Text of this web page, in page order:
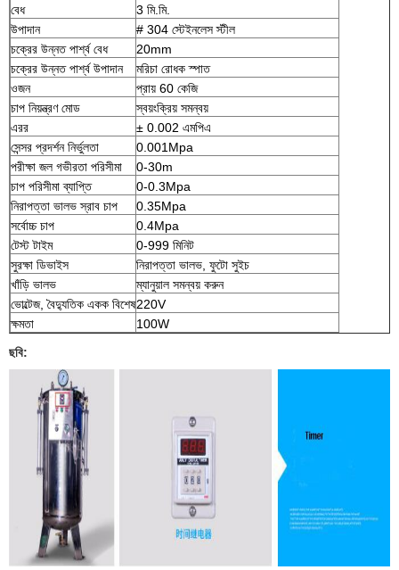
বেধ
3 মি.মি.
উপাদান
# 304 স্টেইনলেস স্টীল
চক্রের উন্নত পার্শ্ব বেধ
20mm
চক্রের উন্নত পার্শ্ব উপাদান
মরিচা রোধক স্পাত
ওজন
প্রায় 60 কেজি
চাপ নিয়ন্ত্রণ মোড
স্বয়ংক্রিয় সমন্বয়
এরর
± 0.002 এমপিএ
সেন্সর প্রদর্শন নির্ভুলতা
0.001Mpa
পরীক্ষা জল গভীরতা পরিসীমা
0-30m
চাপ পরিসীমা ব্যাপ্তি
0-0.3Mpa
নিরাপত্তা ভালভ স্রাব চাপ
0.35Mpa
সর্বোচ্চ চাপ
0.4Mpa
টেস্ট টাইম
0-999 মিনিট
সুরক্ষা ডিভাইস
নিরাপত্তা ভালভ, ফুটো সুইচ
খাঁড়ি ভালভ
ম্যানুয়াল সমন্বয় করুন
ভোল্টেজ, বৈদ্যুতিক একক বিশেষ220V
ক্ষমতা
100W
ছবি: